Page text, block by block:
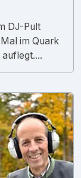
DJ-Pult
im Quark